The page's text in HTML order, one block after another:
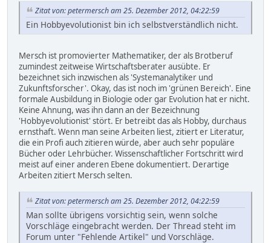
Zitat von: petermersch am 25. Dezember 2012, 04:22:59
Ein Hobbyevolutionist bin ich selbstverständlich nicht.
Mersch ist promovierter Mathematiker, der als Brotberuf
zumindest zeitweise Wirtschaftsberater ausübte. Er
bezeichnet sich inzwischen als 'Systemanalytiker und
Zukunftsforscher'. Okay, das ist noch im 'grünen Bereich'. Eine
formale Ausbildung in Biologie oder gar Evolution hat er nicht.
Keine Ahnung, was ihn dann an der Bezeichnung
'Hobbyevolutionist' stört. Er betreibt das als Hobby, durchaus
ernsthaft. Wenn man seine Arbeiten liest, zitiert er Literatur,
die ein Profi auch zitieren würde, aber auch sehr populäre
Bücher oder Lehrbücher. Wissenschaftlicher Fortschritt wird
meist auf einer anderen Ebene dokumentiert. Derartige
Arbeiten zitiert Mersch selten.
Zitat von: petermersch am 25. Dezember 2012, 04:22:59
Man sollte übrigens vorsichtig sein, wenn solche
Vorschläge eingebracht werden. Der Thread steht im
Forum unter "Fehlende Artikel" und Vorschläge.